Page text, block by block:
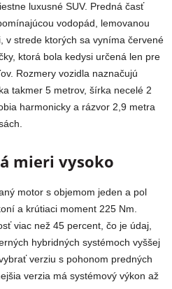
luxusné SUV. Predná časť
vodopád, lemovanou
v strede ktorých sa vyníma červené
ktorá bola kedysi určená len pre
Rozmery vozidla naznačujú
takmer 5 metrov, šírka necelé 2
harmonicky a rázvor 2,9 metra
mieri vysoko
motor s objemom jeden a pol
a krútiaci moment 225 Nm.
viac než 45 percent, čo je údaj,
hybridných systémoch vyššej
verziu s pohonom predných
verzia má systémový výkon až